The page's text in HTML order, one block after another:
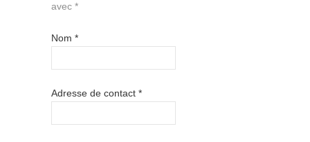
avec *
Nom *
Adresse de contact *